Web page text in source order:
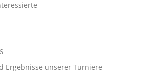
Ergebnisse unserer Turniere